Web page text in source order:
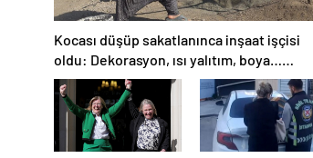
Kocası düşüp sakatlanınca inşaat işçisi
oldu: Dekorasyon, ısı yalıtım, boya…
Yapamadığı iş yok